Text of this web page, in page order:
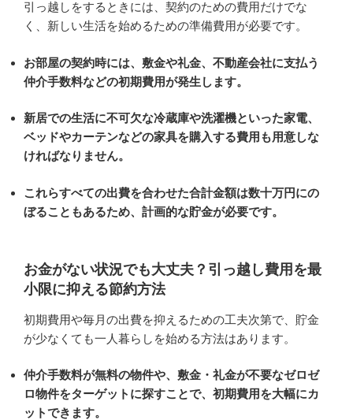
引っ越しをするときには、契約のための費用だけでな
く、新しい生活を始めるための準備費用が必要です。
お部屋の契約時には、敷金や礼金、不動産会社に支払う
仲介手数料などの初期費用が発生します。
新居での生活に不可欠な冷蔵庫や洗濯機といった家電、
ベッドやカーテンなどの家具を購入する費用も用意しな
ければなりません。
これらすべての出費を合わせた合計金額は数十万円にの
ぼることもあるため、計画的な貯金が必要です。
お金がない状況でも大丈夫？引っ越し費用を最
小限に抑える節約方法
初期費用や毎月の出費を抑えるための工夫次第で、貯金
が少なくても一人暮らしを始める方法はあります。
仲介手数料が無料の物件や、敷金・礼金が不要なゼロゼ
ロ物件をターゲットに探すことで、初期費用を大幅にカ
ットできます。